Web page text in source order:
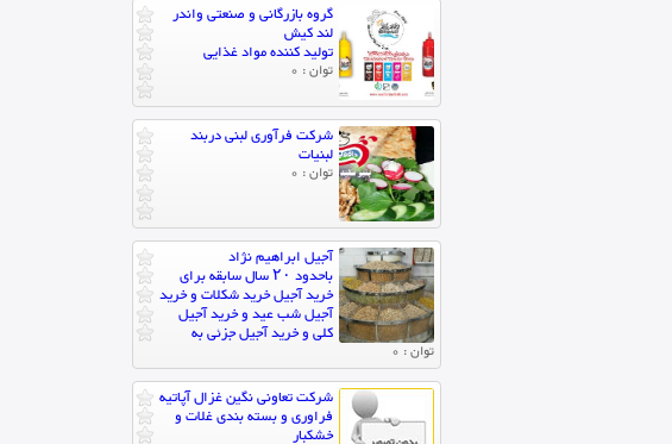
گروه بازرگانی و صنعتی واندر
لند کیش
تولید کننده مواد غذایی
توان : 0
شرکت فرآوری لبنی دربند
لبنیات
توان : 0
آجیل ابراهیم نژاد
باحدود ۲۰ سال سابقه برای
خرید آجیل خرید شکلات و خرید
آجیل شب عید و خرید آجیل
کلی و خرید آجیل جزئی به
توان : 0
شرکت تعاونی نگین غزال آپاتیه
فراوری و بسته بندی غلات و
خشکبار